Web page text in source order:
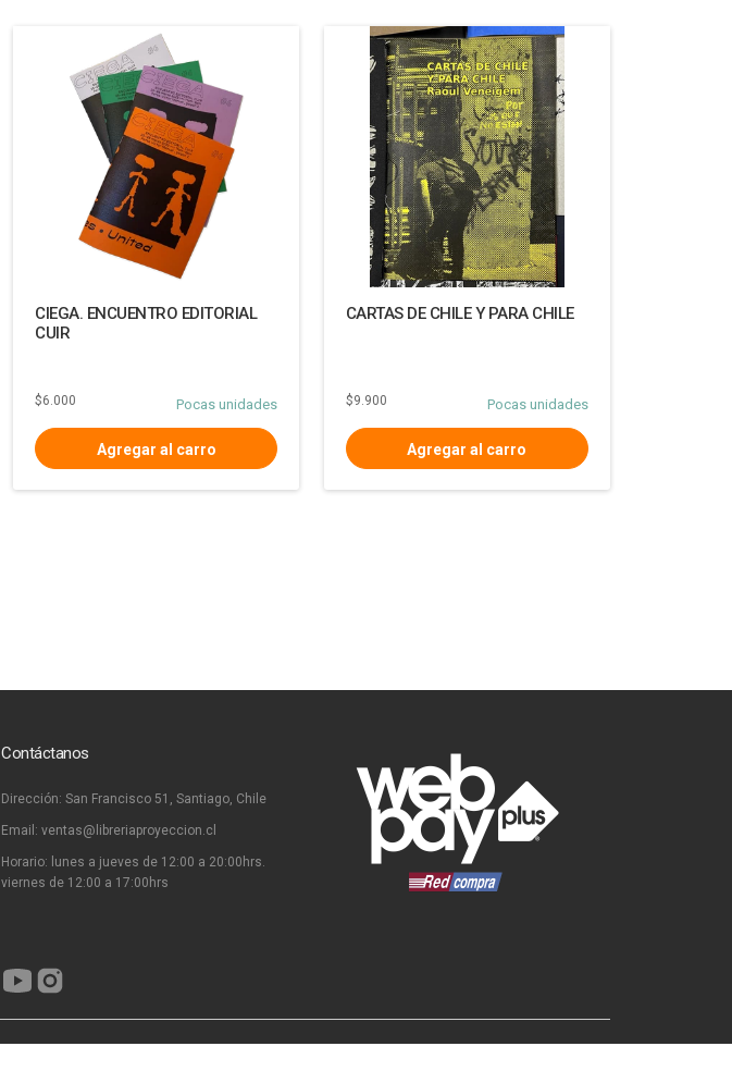
CIEGA. ENCUENTRO EDITORIAL
CUIR
Pocas unidades
$6.000
CARTAS DE CHILE Y PARA CHILE
Pocas unidades
$9.900
Contáctanos
Dirección: San Francisco 51, Santiago, Chile
Email: ventas@libreriaproyeccion.cl
Horario: lunes a jueves de 12:00 a 20:00hrs.
viernes de 12:00 a 17:00hrs